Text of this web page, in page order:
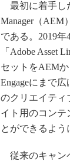
最初に着手し
Manager（AEM
である。2019年
「Adobe Asset
セットをAEM
Engageにまで
のクリエイティ
イト用のコンテ
とができるよう
従来のキャン